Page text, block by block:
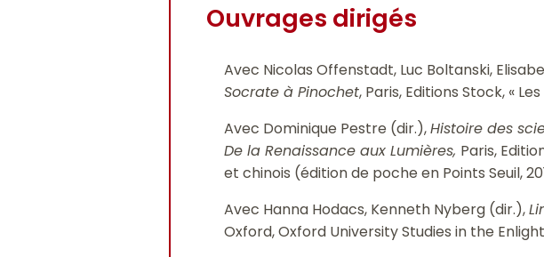
Ouvrages dirigés
Avec Nicolas Offenstadt, Luc Boltanski,
Socrate à Pinochet, Paris, Editions Stock, «
Avec Dominique Pestre (dir.),Histoire des
De la Renaissance aux Lumières, Paris,
et chinois (édition de poche en Points Seuil,
Avec Hanna Hodacs, Kenneth Nyberg (dir.),
Oxford, Oxford University Studies in the